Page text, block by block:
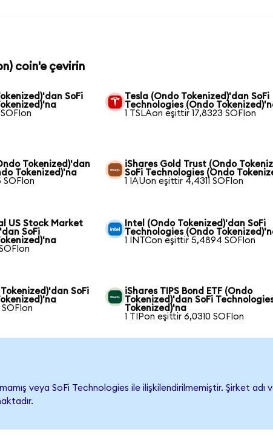
coin'e çevirin
SoFi
Tesla (Ondo Tokenized)'dan SoFi
Technologies (Ondo
1 TSLAon eşittir 17,8323 SOFIon
Tokenized)'dan
Tokenized)'na
SOFIon
iShares Gold Trust (Ondo
SoFi Technologies (Ondo
1 IAUon eşittir 4,4311 SOFIon
US Stock Market
SoFi
Intel (Ondo Tokenized)'dan SoFi
Technologies (Ondo
1 INTCon eşittir 5,4894 SOFIon
SoFi
iShares TIPS Bond ETF (Ondo
Tokenized)'dan SoFi
Tokenized)'na
1 TIPon eşittir 6,0310 SOFIon
veya SoFi Technologies ile ilişkilendirilmemiştir. Şirket adı